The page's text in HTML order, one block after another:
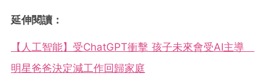
延伸閱讀：
【人工智能】受ChatGPT衝擊 孩子未來會受AI主導
明星爸爸決定減工作回歸家庭